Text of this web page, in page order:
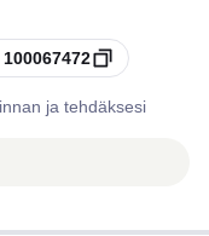
100067472
ja tehdäksesi